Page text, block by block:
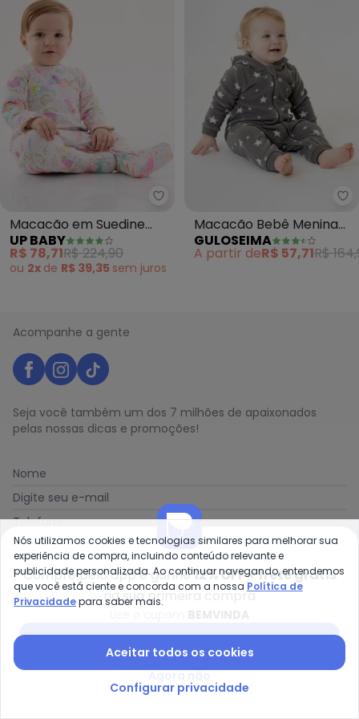
Up Baby - Macacão em
Macacão em Suedine
Unissex Bebê (Branco)
UP BABY
R$ 78,71R$ 224,90
ou 2x de R$ 39,35 sem juros
Macacão Bebê Menina
Pelo Sintético (Cinza)
GULOSEIMA
A partir deR$ 57,71R$
Acompanhe a gente
Seja você também um dos 7 milhões de apaixonados
pelas nossas dicas e promoções!
Nome
Digite seu e-mail
Telefone
Receber novidades
Ao enviar o cadastro, você concorda com a nossa Política
de Privacidade
Posthaus é uma marca da Posthaus Ltda / CNPJ:
Endereço: Rua Werner Duwe, 202 Bairro Badenfurt -
Compre pelo app e ganhe12% OFF + frete grátis
na sua primeira compra
Nós utilizamos cookies e tecnologias similares para melhorar sua
experiência de compra, incluindo conteúdo relevante e
publicidade personalizada. Ao continuar navegando, entendemos
que você está ciente e concorda com a nossa Política de
Privacidadepara saber mais.
Aceitar todos os cookies
Configurar privacidade